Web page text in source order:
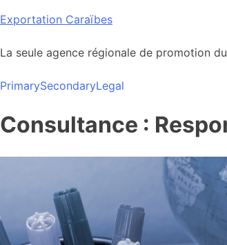
Skip
content
Exportation Caraïbes
La seule agence régionale de promotion
PrimarySecondaryLegal
Consultance :